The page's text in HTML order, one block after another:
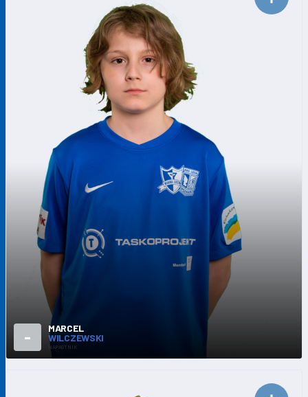
-
MARCEL
WILCZEWSKI
NAPASTNIK